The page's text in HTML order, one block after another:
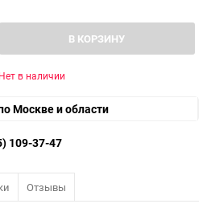
В КОРЗИНУ
Нет в наличии
Москве и области
109-37-47
Отзывы